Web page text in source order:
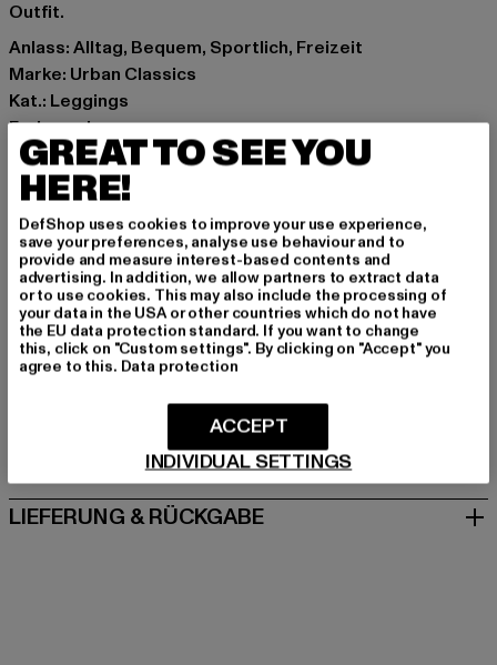
Outfit.
Anlass: Alltag, Bequem, Sportlich, Freizeit
Marke: Urban Classics
Kat.: Leggings
Farbe: schwarz
Hersteller Farbe: black
Materialzusammensetzung: 92% Polyester, 8%
Elasthan, 90% Polyester, 10% Elasthan
Art.Nr: TB4547-00007
Hersteller: TB International GmbH |info@tbint.de
Dr.-Robert-Murjahn-Straße 7 | 64372 Ober-Ramstadt |
DE
GRÖSSE & PASSFORM
PFLEGEHINWEISE
LIEFERUNG & RÜCKGABE
GREAT TO SEE YOU
HERE!
DefShop uses cookies to improve your use experience,
save your preferences, analyse use behaviour and to
provide and measure interest-based contents and
advertising. In addition, we allow partners to extract data
or to use cookies. This may also include the processing of
your data in the USA or other countries which do not have
the EU data protection standard. If you want to change
this, click on "Custom settings". By clicking on "Accept" you
agree to this. Data protection
INDIVIDUAL SETTINGS
ACCEPT